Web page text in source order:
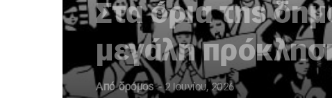
Στα όρια της
μεγάλη
Από δρόμος - 2 Ιουνίου, 2026